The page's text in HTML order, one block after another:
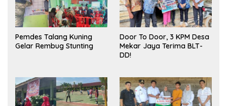
Pemdes Talang Kuning
Gelar Rembug Stunting
Door To Door, 3 KPM Desa
Mekar Jaya Terima BLT-
DD!